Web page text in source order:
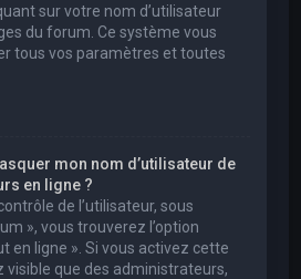
sur votre nom d’utilisateur
du forum. Ce système vous
tous vos paramètres et toutes
mon nom d’utilisateur de
en ligne ?
de l’utilisateur, sous
», vous trouverez l’option
en ligne ». Si vous activez cette
visible que des administrateurs,